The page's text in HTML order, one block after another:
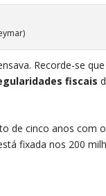
Recorde-se que
fiscais
de cinco anos com
fixada nos 200